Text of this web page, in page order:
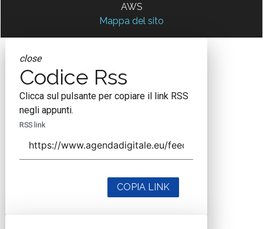
AWS
Mappa del sito
close
Codice Rss
Clicca sul pulsante per copiare il link RSS
negli appunti.
RSS link
COPIA LINK